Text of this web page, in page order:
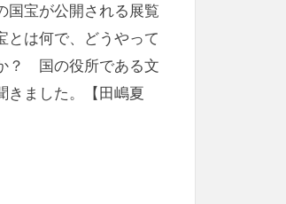
国宝が公開される展覧
とは何で、どうやって
？ 国の役所である文
きました。【田嶋夏